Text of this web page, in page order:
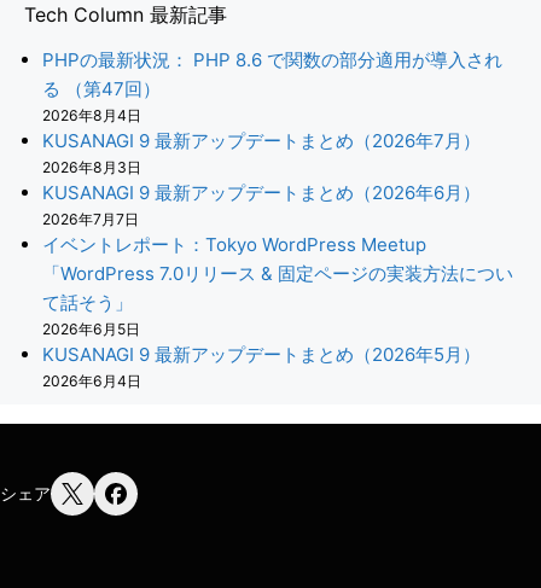
Tech Column 最新記事
PHPの最新状況： PHP 8.6 で関数の部分適用が導入され
る （第47回）
2026年8月4日
KUSANAGI 9 最新アップデートまとめ（2026年7月）
2026年8月3日
KUSANAGI 9 最新アップデートまとめ（2026年6月）
2026年7月7日
イベントレポート：Tokyo WordPress Meetup
「WordPress 7.0リリース & 固定ページの実装方法につい
て話そう」
2026年6月5日
KUSANAGI 9 最新アップデートまとめ（2026年5月）
2026年6月4日
シェア